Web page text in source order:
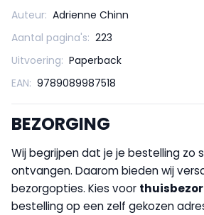
Auteur: Adrienne Chinn
Aantal pagina's: 223
Uitvoering: Paperback
EAN: 9789089987518
BEZORGING
Wij begrijpen dat je je bestelling zo
ontvangen. Daarom bieden wij
bezorgopties. Kies voor
bestelling op een zelf gekozen